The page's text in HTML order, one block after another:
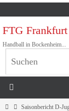
Inhalt
springen
FTG Frankfurt
Handball in Bockenheim...
HomeSaisonbericht D-